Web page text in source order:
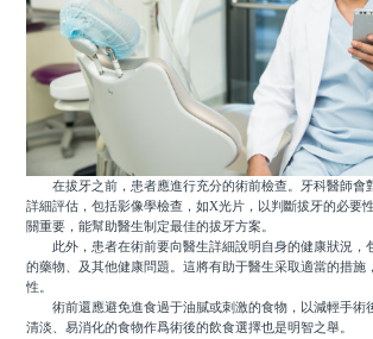
在拔牙之前，患者應進行充分的術前檢查。牙科醫師會
詳細評估，包括影像學檢查，如X光片，以判斷拔牙的必要
關重要，能幫助醫生制定最佳的拔牙方案。
此外，患者在術前要向醫生詳細說明自身的健康狀況，
的藥物、及其他健康問題。這將有助于醫生采取適當的措施
性。
術前還應避免進食過于油膩或刺激的食物，以減輕手術
清淡、易消化的食物作爲術後的飲食選擇也是明智之舉。